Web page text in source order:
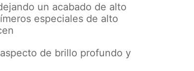
un acabado de alto
especiales de alto
de brillo profundo y